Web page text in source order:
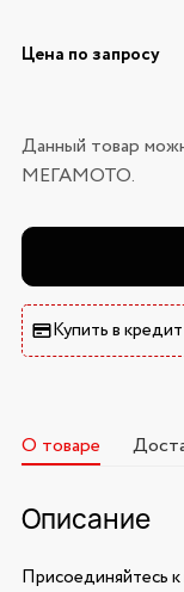
Цена по запросу
Данный товар
МЕГАМОТО.
Купить в кредит
О товаре
Описание
Присоединяйтесь